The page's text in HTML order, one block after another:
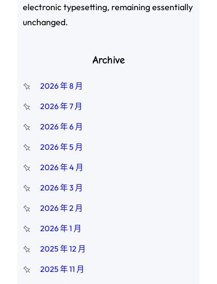
electronic typesetting, remaining essentially
unchanged.
Archive
2026 年 8 月
2026 年 7 月
2026 年 6 月
2026 年 5 月
2026 年 4 月
2026 年 3 月
2026 年 2 月
2026 年 1 月
2025 年 12 月
2025 年 11 月